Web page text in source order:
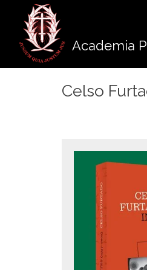
conteúdo
Academia
Celso